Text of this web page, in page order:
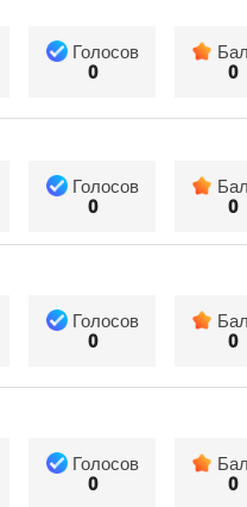
Голосов
0
0
Голосов
0
0
Голосов
0
0
Голосов
0
0